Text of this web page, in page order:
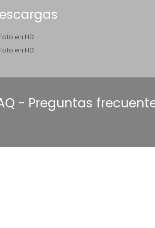
Foto en HD
Foto en HD
- Preguntas